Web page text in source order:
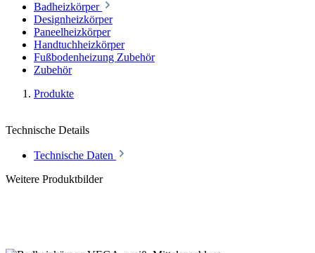
Badheizkörper
Designheizkörper
Paneelheizkörper
Handtuchheizkörper
Fußbodenheizung Zubehör
Zubehör
Produkte
Technische Details
Technische Daten
Weitere Produktbilder